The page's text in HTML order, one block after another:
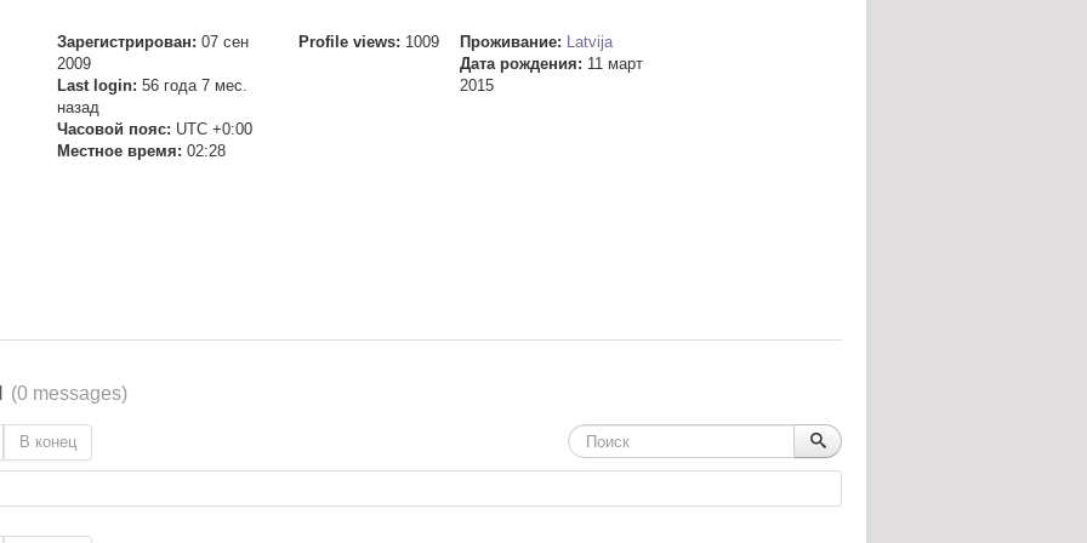
Зарегистрирован: 07 сен
2009
Last login: 56 года 7 мес.
назад
Часовой пояс: UTC +0:00
Местное время: 02:28
Profile views: 1009 Проживание: Latvija
Дата рождения: 11 март
2015
(0 messages)
В конец